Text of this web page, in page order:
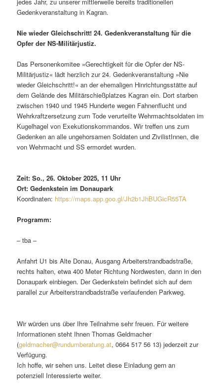
Gedenkveranstaltung in Kagran.
Nie wieder Gleichschritt! 24. Gedenkveranstaltung für die
Opfer der NS-Militärjustiz.
Das Personenkomitee »Gerechtigkeit für die Opfer der NS-
Militärjustiz« lädt herzlich zur 24. Gedenkveranstaltung »Nie
wieder Gleichschritt!« an der ehemaligen Hinrichtungsstätte auf
dem Gelände des Militärschießplatzes Kagran ein. Dort starben
zwischen 1940 und 1945 Hunderte wegen Fahnenflucht und
Wehrkraftzersetzung zum Tode verurteilte Wehrmachtsoldaten im
Kugelhagel von Exekutionskommandos. Wir treffen uns zum
Gedenken an alle ungehorsamen Soldaten und ZivilistInnen, die
von Wehrmacht und SS ermordet wurden.
Zeit: So., 26. Oktober 2025, 11 Uhr
Ort: Gedenkstein im Donaupark
Koordinaten: https://maps.app.goo.gl/Jh2b1JhBUGicR55TA
Programm:
– tba –
Anfahrt U1 bis Alte Donau, Ausgang Arbeiterstrandbadstraße,
rechts halten, etwa 400 Meter Richtung Nordwesten, dann in den
Donaupark einbiegen. Der Gedenkstein befindet sich auf dem
parallel zur Arbeiterstrandbadstraße verlaufenden Parkweg.
Wir würden uns über Ihre Teilnahme sehr freuen. Für weitere
Informationen steht Ihnen Thomas Geldmacher
(geldmacher@rundumberatung.at, 0664 517 56 13) jederzeit zur
Verfügung.
Ich hoffe, wir sehen uns. Leitet diese Einladung gern an
potenziell Interessierte weiter.